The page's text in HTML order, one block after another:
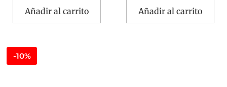
Añadir al carrito Añadir al carrito
-10%